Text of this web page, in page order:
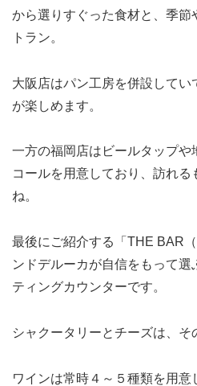
から選りすぐった食材と、季節
トラン。
大阪店はパン工房を併設して
が楽しめます。
一方の福岡店はビールタップ
コールを用意しており、訪れ
ね。
最後にご紹介する「THE BAR
ンドデルーカが自信をもって選
ティングカウンターです。
シャクータリーとチーズは、そ
ワインは常時４～５種類を用意